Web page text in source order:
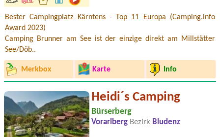
Bester Campingplatz Kärntens - Top 11 Europa (Camping.info
Award 2023)
Camping Brunner am See ist der einzige direkt am Millstätter
See/Döb..
Merkbox Karte Info
Heidi´s Camping
Bürserberg
Vorarlberg Bezirk Bludenz